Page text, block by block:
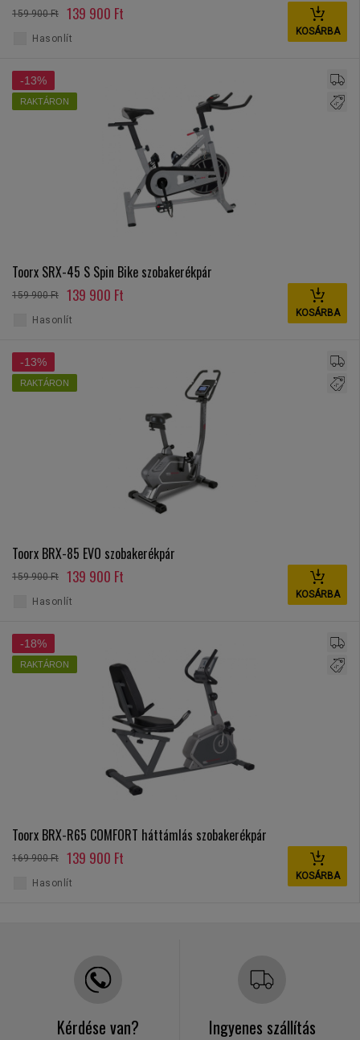
159 900 Ft 139 900 Ft
KOSÁRBA
Hasonlít
-13%
RAKTÁRON
Toorx SRX-45 S Spin Bike szobakerékpár
159 900 Ft 139 900 Ft
KOSÁRBA
Hasonlít
-13%
RAKTÁRON
Toorx BRX-85 EVO szobakerékpár
159 900 Ft 139 900 Ft
KOSÁRBA
Hasonlít
-18%
RAKTÁRON
Toorx BRX-R65 COMFORT háttámlás szobakerékpár
169 900 Ft 139 900 Ft
KOSÁRBA
Hasonlít
Kérdése van? Ingyenes szállítás